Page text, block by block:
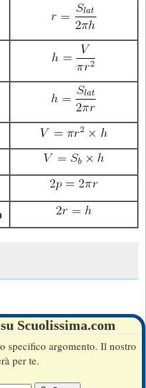
Scuolissima.com
specifico argomento. Il nostro
per te.